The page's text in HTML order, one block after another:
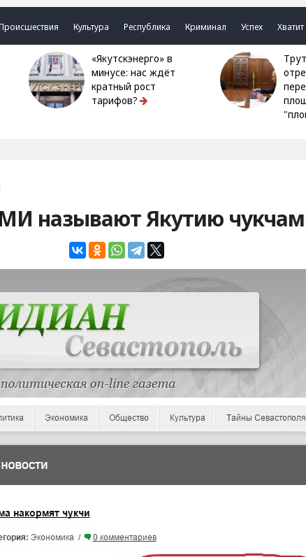
Культура Республика Криминал Успех
«Якутскэнерго» в
минусе: нас ждёт
кратный рост
тарифов?
Трутнев назвал
называют Якутию